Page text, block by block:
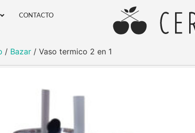
CONTACTO
/ Bazar / Vaso termico 2 en 1